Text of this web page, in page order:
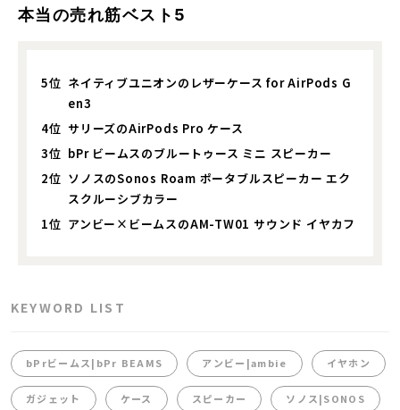
本当の売れ筋ベスト5
5位 ネイティブユニオンのレザーケース for AirPods G
en3
4位 サリーズのAirPods Pro ケース
3位 bPr ビームスのブルートゥース ミニ スピーカー
2位 ソノスのSonos Roam ポータブルスピーカー エク
スクルーシブカラー
1位 アンビー×ビームスのAM-TW01 サウンド イヤカフ
KEYWORD LIST
bPrビームス|bPr BEAMS アンビー|ambie イヤホン
ガジェット ケース スピーカー ソノス|SONOS